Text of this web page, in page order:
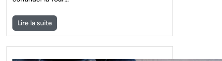
Lire la suite